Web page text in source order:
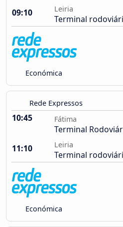
09:10
Leiria
Terminal
Económica
Rede Expressos
10:45 Fátima
Terminal
11:10
Leiria
Terminal
Económica